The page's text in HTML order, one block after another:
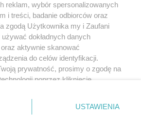
Informacje prawne
Nasze serwisy
reklam, wybór spersonalizowanych
i treści, badanie odbiorców oraz
zgodą Użytkownika my i Zaufani
dokładnych danych
aktywnie skanować
do celów identyfikacji.
prywatność, prosimy o zgodę na
poprzez kliknięcie
przycisk ustawień prywatności
dolnym rogu strony
USTAWIENIA